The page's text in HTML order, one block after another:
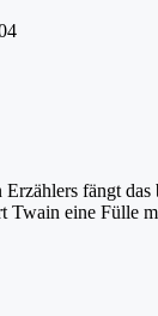
fängt das
eine Fülle